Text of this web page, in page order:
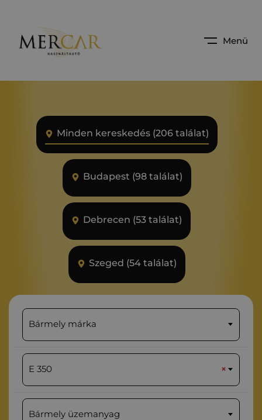
Menü
Minden kereskedés (206 találat)
Budapest (98 találat)
Debrecen (53 találat)
Szeged (54 találat)
Bármely márka
×
E 350
Bármely üzemanyag